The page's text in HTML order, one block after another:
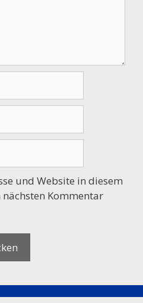
und Website in diesem
Kommentar